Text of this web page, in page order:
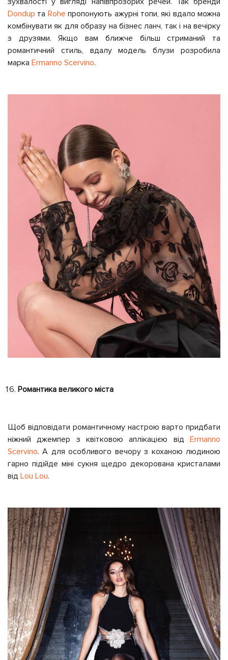
Dondup та Rohe пропонують ажурні топи, які вдало можна
комбінувати як для образу на бізнес ланч, так і на вечірку
з друзями. Якщо вам ближче більш стриманий та
романтичний стиль, вдалу модель блузи розробила
марка Ermanno Scervino.
Романтика великого міста
Щоб відповідати романтичному настрою варто придбати
ніжний джемпер з квітковою аплікацією від Ermanno
Scervino. А для особливого вечору з коханою людиною
гарно підійде міні сукня щедро декорована кристалами
від Lou Lou.